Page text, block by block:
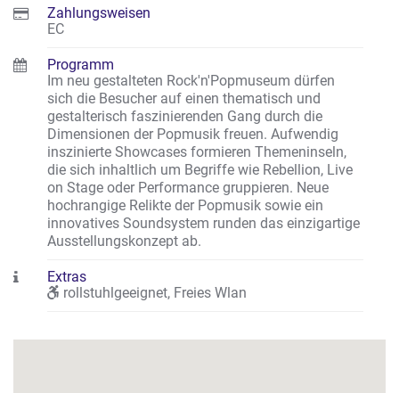
Zahlungsweisen
EC
Programm
Im neu gestalteten Rock'n'Popmuseum dürfen
sich die Besucher auf einen thematisch und
gestalterisch faszinierenden Gang durch die
Dimensionen der Popmusik freuen. Aufwendig
inszinierte Showcases formieren Themeninseln,
die sich inhaltlich um Begriffe wie Rebellion, Live
on Stage oder Performance gruppieren. Neue
hochrangige Relikte der Popmusik sowie ein
innovatives Soundsystem runden das einzigartige
Ausstellungskonzept ab.
Extras
rollstuhlgeeignet, Freies Wlan